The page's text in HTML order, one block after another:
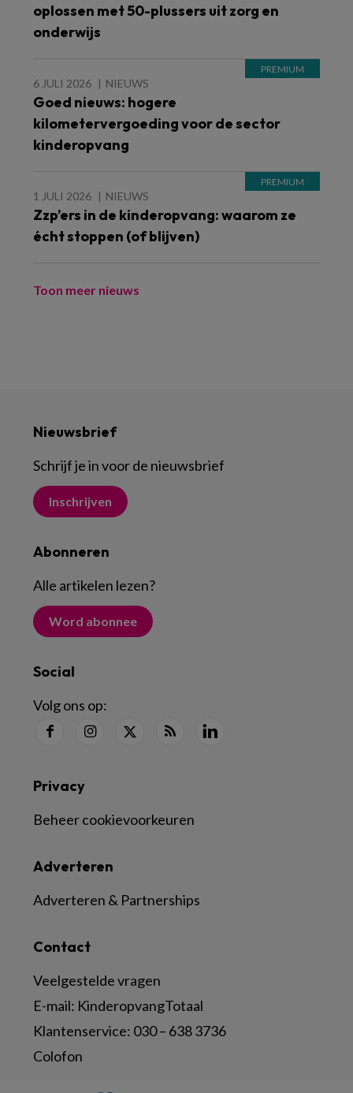
oplossen met 50-plussers uit zorg en
onderwijs
6 JULI 2026 NIEUWS
Goed nieuws: hogere
kilometervergoeding voor de sector
kinderopvang
1 JULI 2026 NIEUWS
Zzp’ers in de kinderopvang: waarom ze
écht stoppen (of blijven)
Toon meer nieuws
Nieuwsbrief
Schrijf je in voor de nieuwsbrief
Inschrijven
Abonneren
Alle artikelen lezen?
Word abonnee
Social
Volg ons op:
Contact
Veelgestelde vragen
E-mail: KinderopvangTotaal
Klantenservice: 030 – 638 3736
Colofon
Adverteren
Adverteren & Partnerships
Privacy
Beheer cookievoorkeuren